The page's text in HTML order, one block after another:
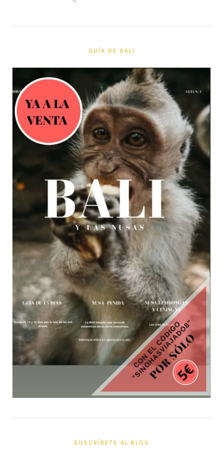
GUÍA DE BALI
SUSCRÍBETE AL BLOG